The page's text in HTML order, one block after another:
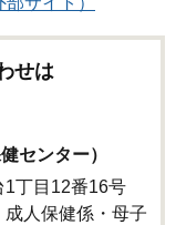
せは
センター）
丁目12番16号
人保健係・母子